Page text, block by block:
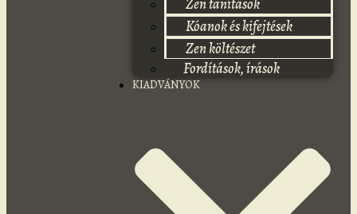
Kóanok és kifejtések
Zen költészet
Fordítások, írások
KIADVÁNYOK